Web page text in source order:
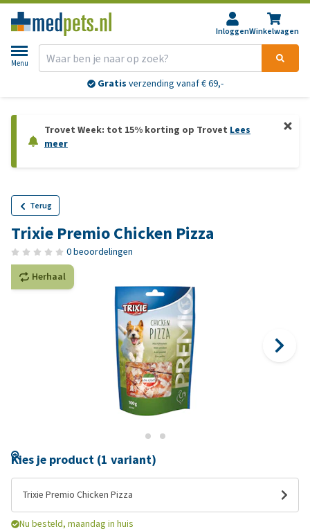
InloggenWinkelwagen
Menu
Gratis verzending vanaf € 69,-
Trovet Week: tot 15% korting op Trovet Lees
meer
Terug
Trixie Premio Chicken Pizza
0 beoordelingen
Herhaal
Kies je product (1 variant)
Trixie Premio Chicken Pizza
Nu besteld, maandag in huis